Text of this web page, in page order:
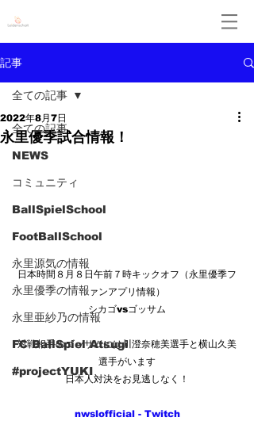
記事
全ての記事
NEWS
コミュニティ
BallSpielSchool
FootBallSchool
永里源気の情報
永里優季の情報
永里亜紗乃の情報
FC BallSpiel Atsugi
#projectYUKI
全ての記事
永里優季試合情報！
2022年8月7日
日本時間８月８日午前７時キックオフ（永里優季フ
ァンアプリ情報）
シカゴvsゴッサム
対戦相手のゴッサムには川澄奈穂美選手と横山久美
選手がいます
日本人対決をお見逃しなく！
nwslofficial - Twitch